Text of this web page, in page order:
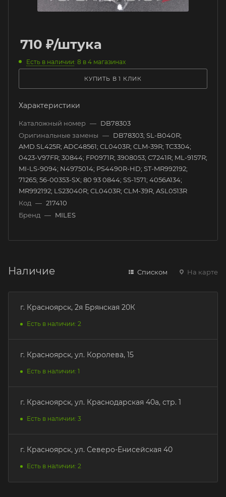
710 ₽/штука
Есть в наличии: 8 в 4 магазинах
КУПИТЬ В 1 КЛИК
Характеристики
Каталожный номер — DB78303
Оригинальные замены — DB78303; SL-B040R;
AMD.SL425R; ADC48561; CL0403R; CLM-39R; TC3304;
0423-V97FR; 30844; FP0971R; 3908053; C7241R; ML-9157R;
MI-LS-9094; N4975014; PS4490R-HD; ST-MR992192;
71265; 56-00353-SX; 80 93 0844; SS-1571; 4056A134;
MR992192; LS23040R; CL0403R; CLM-39R, ASL0513R
Код — 217410
Бренд — MILES
Наличие Списком На карте
г. Красноярск, 2я Брянская 20К
Есть в наличии: 2
г. Красноярск, ул. Королева, 15
Есть в наличии: 1
г. Красноярск, ул. Краснодарская 40а, стр. 1
Есть в наличии: 3
г. Красноярск, ул. Северо-Енисейская 40
Есть в наличии: 2